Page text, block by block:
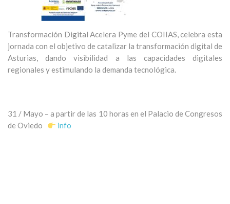
Transformación DigitalAcelera Pyme del COIIAS, celebra esta
jornada con el objetivo de catalizar la transformación digital de
Asturias, dando visibilidad a las capacidades digitales
regionales y estimulando la demanda tecnológica.
31 / Mayo – a partir de las 10 horas en el Palacio de Congresos
de Oviedo
info